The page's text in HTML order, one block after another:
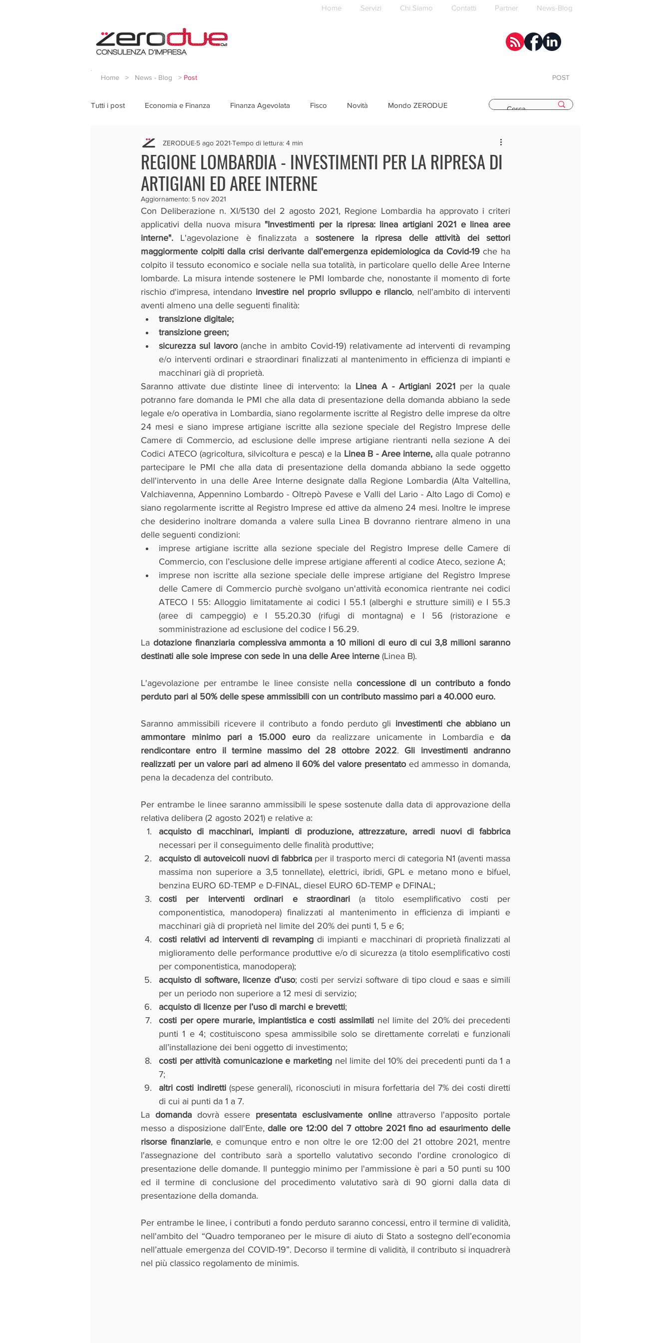
Home Servizi Chi Siamo Contatti Partner News-Blog
Home > News - Blog > Post POST
Tutti i post Economia e Finanza Finanza Agevolata Fisco Novità Mondo ZERODUE
REGIONE LOMBARDIA - INVESTIMENTI PER LA RIPRESA DI
ARTIGIANI ED AREE INTERNE
ZERODUE 5 ago 2021 Tempo di lettura: 4 min
Aggiornamento: 5 nov 2021
Con Deliberazione n. XI/5130 del 2 agosto 2021, Regione Lombardia ha approvato i criteri
applicativi della nuova misura "Investimenti per la ripresa: linea artigiani 2021 e linea aree
interne". L'agevolazione è finalizzata a sostenere la ripresa delle attività dei settori
maggiormente colpiti dalla crisi derivante dall'emergenza epidemiologica da Covid-19 che ha
colpito il tessuto economico e sociale nella sua totalità, in particolare quello delle Aree Interne
lombarde. La misura intende sostenere le PMI lombarde che, nonostante il momento di forte
rischio d'impresa, intendano investire nel proprio sviluppo e rilancio, nell'ambito di interventi
aventi almeno una delle seguenti finalità:
transizione digitale;
transizione green;
sicurezza sul lavoro (anche in ambito Covid-19) relativamente ad interventi di revamping
e/o interventi ordinari e straordinari finalizzati al mantenimento in efficienza di impianti e
macchinari già di proprietà.
Saranno attivate due distinte linee di intervento: la Linea A - Artigiani 2021 per la quale
potranno fare domanda le PMI che alla data di presentazione della domanda abbiano la sede
legale e/o operativa in Lombardia, siano regolarmente iscritte al Registro delle imprese da oltre
24 mesi e siano imprese artigiane iscritte alla sezione speciale del Registro Imprese delle
Camere di Commercio, ad esclusione delle imprese artigiane rientranti nella sezione A dei
Codici ATECO (agricoltura, silvicoltura e pesca) e la Linea B - Aree interne, alla quale potranno
partecipare le PMI che alla data di presentazione della domanda abbiano la sede oggetto
dell'intervento in una delle Aree Interne designate dalla Regione Lombardia (Alta Valtellina,
Valchiavenna, Appennino Lombardo - Oltrepò Pavese e Valli del Lario - Alto Lago di Como) e
siano regolarmente iscritte al Registro Imprese ed attive da almeno 24 mesi. Inoltre le imprese
che desiderino inoltrare domanda a valere sulla Linea B dovranno rientrare almeno in una
delle seguenti condizioni:
imprese artigiane iscritte alla sezione speciale del Registro Imprese delle Camere di
Commercio, con l’esclusione delle imprese artigiane afferenti al codice Ateco, sezione A;
imprese non iscritte alla sezione speciale delle imprese artigiane del Registro Imprese
delle Camere di Commercio purchè svolgano un'attività economica rientrante nei codici
ATECO I 55: Alloggio limitatamente ai codici I 55.1 (alberghi e strutture simili) e I 55.3
(aree di campeggio) e I 55.20.30 (rifugi di montagna) e I 56 (ristorazione e
somministrazione ad esclusione del codice I 56.29.
La dotazione finanziaria complessiva ammonta a 10 milioni di euro di cui 3,8 milioni saranno
destinati alle sole imprese con sede in una delle Aree interne (Linea B).
L'agevolazione per entrambe le linee consiste nella concessione di un contributo a fondo
perduto pari al 50% delle spese ammissibili con un contributo massimo pari a 40.000 euro.
Saranno ammissibili ricevere il contributo a fondo perduto gli investimenti che abbiano un
ammontare minimo pari a 15.000 euro da realizzare unicamente in Lombardia e da
rendicontare entro il termine massimo del 28 ottobre 2022. Gli investimenti andranno
realizzati per un valore pari ad almeno il 60% del valore presentato ed ammesso in domanda,
pena la decadenza del contributo.
Per entrambe le linee saranno ammissibili le spese sostenute dalla data di approvazione della
relativa delibera (2 agosto 2021) e relative a:
acquisto di macchinari, impianti di produzione, attrezzature, arredi nuovi di fabbrica
necessari per il conseguimento delle finalità produttive;
acquisto di autoveicoli nuovi di fabbrica per il trasporto merci di categoria N1 (aventi massa
massima non superiore a 3,5 tonnellate), elettrici, ibridi, GPL e metano mono e bifuel,
benzina EURO 6D-TEMP e D-FINAL, diesel EURO 6D-TEMP e DFINAL;
costi per interventi ordinari e straordinari (a titolo esemplificativo costi per
componentistica, manodopera) finalizzati al mantenimento in efficienza di impianti e
macchinari già di proprietà nel limite del 20% dei punti 1, 5 e 6;
costi relativi ad interventi di revamping di impianti e macchinari di proprietà finalizzati al
miglioramento delle performance produttive e/o di sicurezza (a titolo esemplificativo costi
per componentistica, manodopera);
acquisto di software, licenze d’uso; costi per servizi software di tipo cloud e saas e simili
per un periodo non superiore a 12 mesi di servizio;
acquisto di licenze per l’uso di marchi e brevetti;
costi per opere murarie, impiantistica e costi assimilati nel limite del 20% dei precedenti
punti 1 e 4; costituiscono spesa ammissibile solo se direttamente correlati e funzionali
all’installazione dei beni oggetto di investimento;
costi per attività comunicazione e marketing nel limite del 10% dei precedenti punti da 1 a
7;
altri costi indiretti (spese generali), riconosciuti in misura forfettaria del 7% dei costi diretti
di cui ai punti da 1 a 7.
La domanda dovrà essere presentata esclusivamente online attraverso l'apposito portale
messo a disposizione dall'Ente, dalle ore 12:00 del 7 ottobre 2021 fino ad esaurimento delle
risorse finanziarie, e comunque entro e non oltre le ore 12:00 del 21 ottobre 2021, mentre
l'assegnazione del contributo sarà a sportello valutativo secondo l'ordine cronologico di
presentazione delle domande. Il punteggio minimo per l'ammissione è pari a 50 punti su 100
ed il termine di conclusione del procedimento valutativo sarà di 90 giorni dalla data di
presentazione della domanda.
Per entrambe le linee, i contributi a fondo perduto saranno concessi, entro il termine di validità,
nell'ambito del “Quadro temporaneo per le misure di aiuto di Stato a sostegno dell’economia
nell’attuale emergenza del COVID-19”. Decorso il termine di validità, il contributo si inquadrerà
nel più classico regolamento de minimis.